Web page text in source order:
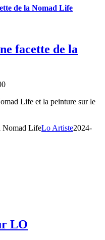
de la Nomad Life
facette de la
Life et la peinture sur le
Nomad LifeLo Artiste2024-
LO